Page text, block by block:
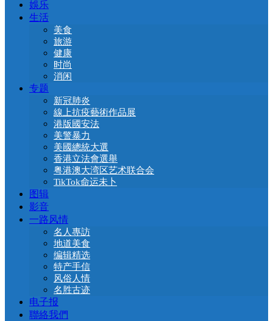
娛乐
生活
美食
旅游
健康
时尚
消闲
专题
新冠肺炎
線上抗疫藝術作品展
港版國安法
美警暴力
美國總統大選
香港立法會選舉
粤港澳大湾区艺术联合会
TikTok命运未卜
图辑
影音
一路风情
名人專訪
地道美食
编辑精选
特产手信
风俗人情
名胜古迹
电子报
聯絡我們